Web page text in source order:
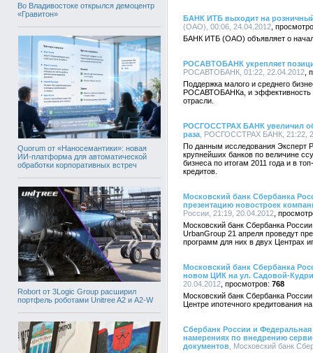
Во Владивостоке открылся демоцентр
«Гравитон»
Quorum от «Наносемантики»: новая
ИИ-платформа для автоматической
обработки корпоративных встреч
Robort от 3Logic Group расширил
портфель роботами Unitree A2 и A2-W
БАНК ИТБ выходит на
(ОАО), 00:06, 24.04.2012
БАНК ИТБ (ОАО) объявляет о
РОСАВТОБАНК укрепляет
РОСАВТОБАНК, 01:22, 22.04.2012
Поддержка малого и среднего
РОСАВТОБАНКа, и эффективность
отрасли.
РОСГОССТРАХ БАНК увеличил
раза , РОСГОССТРАХ БАНК, 21:22,
По данным исследования
крупнейших банков по величине
бизнеса по итогам 2011 года и в
кредитов.
Московский банк Сбербанка
презентацию новостроек
России, 21:19, 20.04.2012
Московский банк Сбербанка
UrbanGroup 21 апреля проведут
программ для них в двух Центрах
Московский банк Сбербанка
новом ЦИК на ул. Садовой-
20.04.2012
768
Московский банк Сбербанка
Центре ипотечного кредитования
Сбербанк России и
намерениях по внедрению
документов , Московский банк